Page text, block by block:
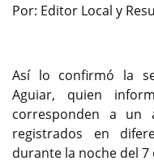
Por: Editor Local y
Así lo confirmó la
Aguiar, quien
corresponden a
registrados en
durante la noche del 7